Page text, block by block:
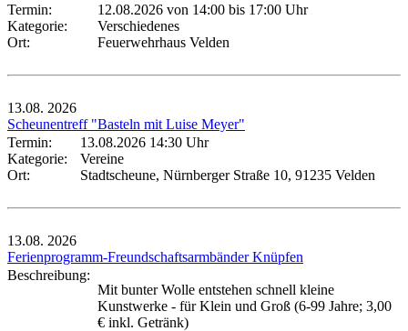
Termin:
12.08.2026 von 14:00 bis 17:00 Uhr
Kategorie:
Verschiedenes
Ort:
Feuerwehrhaus Velden
13.08. 2026
Scheunentreff "Basteln mit Luise Meyer"
Termin:
13.08.2026 14:30 Uhr
Kategorie:
Vereine
Ort:
Stadtscheune, Nürnberger Straße 10, 91235 Velden
13.08. 2026
Ferienprogramm-Freundschaftsarmbänder Knüpfen
Beschreibung:
Mit bunter Wolle entstehen schnell kleine
Kunstwerke - für Klein und Groß (6-99 Jahre; 3,00
€ inkl. Getränk)